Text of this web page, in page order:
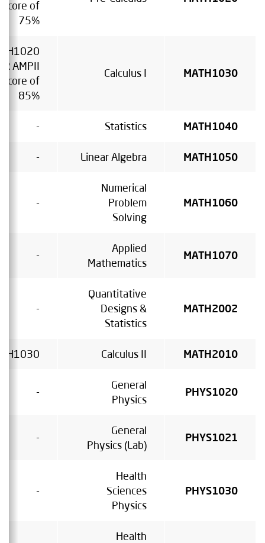
Score of
75%
MATH1030
Calculus I
AMPII
Score of
85%
MATH1040
Statistics
-
MATH1050
Linear Algebra
-
MATH1060
Numerical
Problem
Solving
-
MATH1070
Applied
Mathematics
-
MATH2002
Quantitative
Designs &
Statistics
-
MATH2010
Calculus II
PHYS1020
General
Physics
-
PHYS1021
General
Physics (Lab)
-
PHYS1030
Health
Sciences
Physics
-
Health